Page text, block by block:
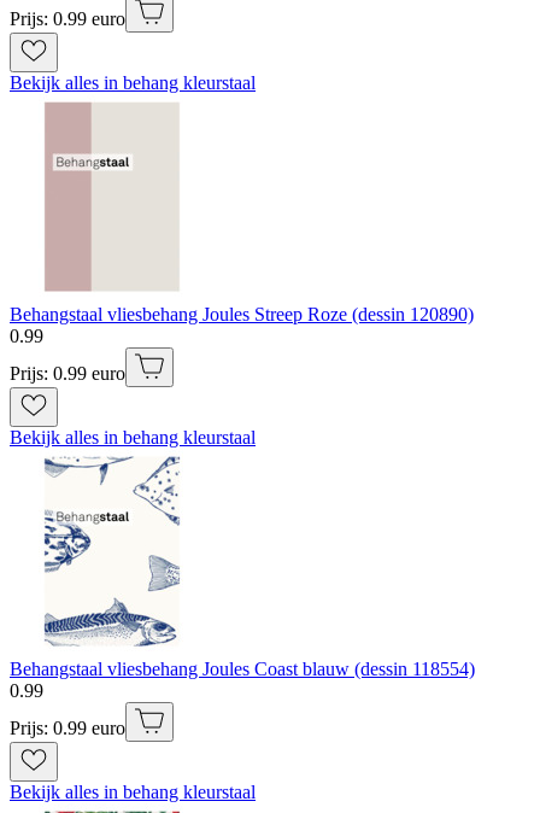
Prijs: 0.99 euro
Bekijk alles in behang kleurstaal
Behangstaal vliesbehang Joules Streep Roze (dessin 120890)
0.99
Prijs: 0.99 euro
Bekijk alles in behang kleurstaal
Behangstaal vliesbehang Joules Coast blauw (dessin 118554)
0.99
Prijs: 0.99 euro
Bekijk alles in behang kleurstaal